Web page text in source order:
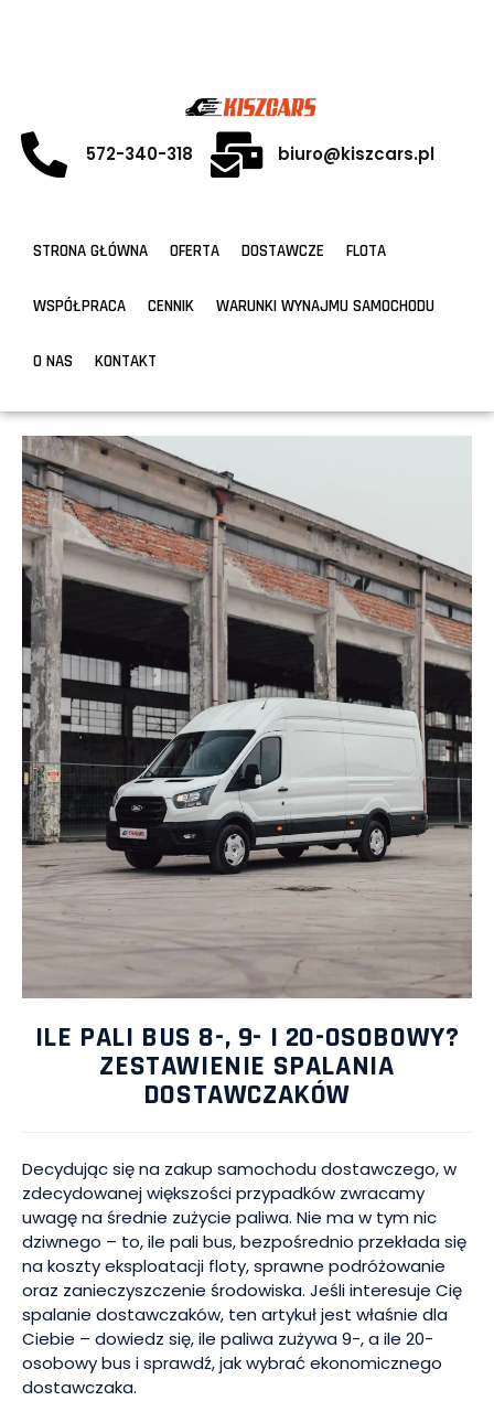
572-340-318 biuro@kiszcars.pl
STRONA GŁÓWNA OFERTA DOSTAWCZE FLOTA
WSPÓŁPRACA CENNIK WARUNKI WYNAJMU SAMOCHODU
O NAS KONTAKT
ILE PALI BUS 8-, 9- I 20-OSOBOWY?
ZESTAWIENIE SPALANIA
DOSTAWCZAKÓW
Decydując się na zakup samochodu dostawczego, w
zdecydowanej większości przypadków zwracamy
uwagę na średnie zużycie paliwa. Nie ma w tym nic
dziwnego – to, ile pali bus, bezpośrednio przekłada się
na koszty eksploatacji floty, sprawne podróżowanie
oraz zanieczyszczenie środowiska. Jeśli interesuje Cię
spalanie dostawczaków, ten artykuł jest właśnie dla
Ciebie – dowiedz się, ile paliwa zużywa 9-, a ile 20-
osobowy bus i sprawdź, jak wybrać ekonomicznego
dostawczaka.